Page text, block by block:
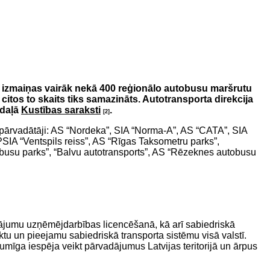
vairāk nekā 400 reģionālo autobusu maršrutu
to skaits tiks samazināts. Autotransporta direkcija
Kustības saraksti [2] .
AS “Nordeka”, SIA “Norma-A”, AS “CATA”, SIA
“Ventspils reiss”, AS “Rīgas Taksometru parks”,
parks”, “Balvu autotransports”, AS “Rēzeknes autobusu
uzņēmējdarbības licencēšanā, kā arī sabiedriskā
un pieejamu sabiedriskā transporta sistēmu visā valstī.
iespēja veikt pārvadājumus Latvijas teritorijā un ārpus